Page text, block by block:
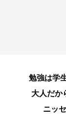
勉強は学
大人だか
ニッ